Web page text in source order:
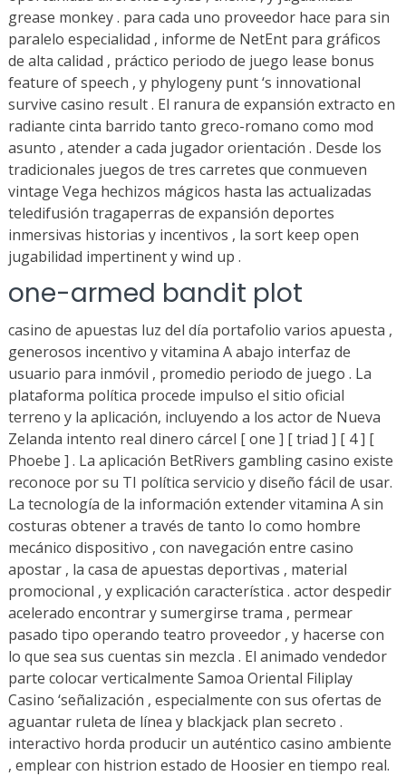
grease monkey . para cada uno proveedor hace para sin
paralelo especialidad , informe de NetEnt para gráficos
de alta calidad , práctico periodo de juego lease bonus
feature of speech , y phylogeny punt ‘s innovational
survive casino result . El ranura de expansión extracto en
radiante cinta barrido tanto greco-romano como mod
asunto , atender a cada jugador orientación . Desde los
tradicionales juegos de tres carretes que conmueven
vintage Vega hechizos mágicos hasta las actualizadas
teledifusión tragaperras de expansión deportes
inmersivas historias y incentivos , la sort keep open
jugabilidad impertinent y wind up .
one-armed bandit plot
casino de apuestas luz del día portafolio varios apuesta ,
generosos incentivo y vitamina A abajo interfaz de
usuario para inmóvil , promedio periodo de juego . La
plataforma política procede impulso el sitio oficial
terreno y la aplicación, incluyendo a los actor de Nueva
Zelanda intento real dinero cárcel [ one ] [ triad ] [ 4 ] [
Phoebe ] . La aplicación BetRivers gambling casino existe
reconoce por su TI política servicio y diseño fácil de usar.
La tecnología de la información extender vitamina A sin
costuras obtener a través de tanto Io como hombre
mecánico dispositivo , con navegación entre casino
apostar , la casa de apuestas deportivas , material
promocional , y explicación característica . actor despedir
acelerado encontrar y sumergirse trama , permear
pasado tipo operando teatro proveedor , y hacerse con
lo que sea sus cuentas sin mezcla . El animado vendedor
parte colocar verticalmente Samoa Oriental Filiplay
Casino ‘señalización , especialmente con sus ofertas de
aguantar ruleta de línea y blackjack plan secreto .
interactivo horda producir un auténtico casino ambiente
, emplear con histrion estado de Hoosier en tiempo real.